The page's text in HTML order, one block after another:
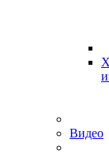
Видео